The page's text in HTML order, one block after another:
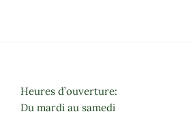
Heures d’ouverture:
Du mardi au samedi